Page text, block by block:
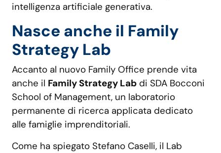
intelligenza artificiale generativa.
Nasce anche il Family
Strategy Lab
Accanto al nuovo Family Office prende vita
anche il Family Strategy Lab di SDA Bocconi
School of Management, un laboratorio
permanente di ricerca applicata dedicato
alle famiglie imprenditoriali.
Come ha spiegato Stefano Caselli, il Lab